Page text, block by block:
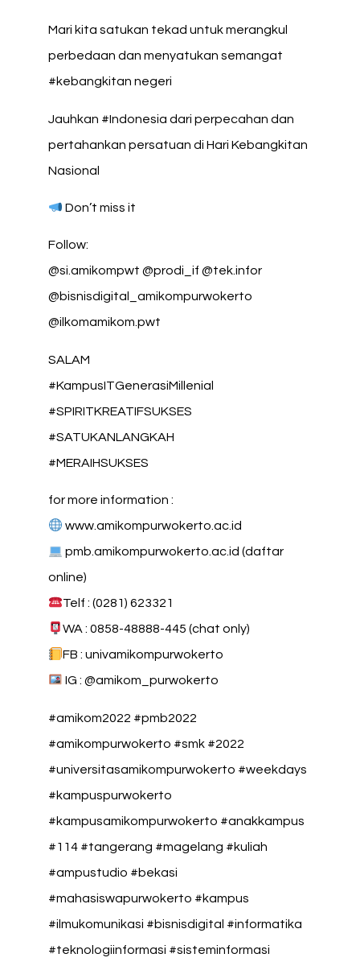
Mari kita satukan tekad untuk merangkul
perbedaan dan menyatukan semangat
#kebangkitan negeri
Jauhkan #Indonesia dari perpecahan dan
pertahankan persatuan di Hari Kebangkitan
Nasional
Don’t miss it
Follow:
@si.amikompwt @prodi_if @tek.infor
@bisnisdigital_amikompurwokerto
@ilkomamikom.pwt
SALAM
#KampusITGenerasiMillenial
#SPIRITKREATIFSUKSES
#SATUKANLANGKAH
#MERAIHSUKSES
for more information :
www.amikompurwokerto.ac.id
pmb.amikompurwokerto.ac.id (daftar
online)
Telf : (0281) 623321
WA : 0858-48888-445 (chat only)
FB : univamikompurwokerto
IG : @amikom_purwokerto
#amikom2022 #pmb2022
#amikompurwokerto #smk #2022
#universitasamikompurwokerto #weekdays
#kampuspurwokerto
#kampusamikompurwokerto #anakkampus
#114 #tangerang #magelang #kuliah
#ampustudio #bekasi
#mahasiswapurwokerto #kampus
#ilmukomunikasi #bisnisdigital #informatika
#teknologiinformasi #sisteminformasi